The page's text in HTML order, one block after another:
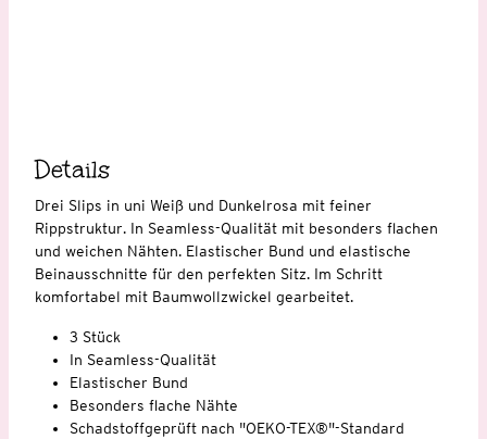
Details
Drei Slips in uni Weiß und Dunkelrosa mit feiner
Rippstruktur. In Seamless-Qualität mit besonders flachen
und weichen Nähten. Elastischer Bund und elastische
Beinausschnitte für den perfekten Sitz. Im Schritt
komfortabel mit Baumwollzwickel gearbeitet.
3 Stück
In Seamless-Qualität
Elastischer Bund
Besonders flache Nähte
Schadstoffgeprüft nach "OEKO-TEX®"-Standard